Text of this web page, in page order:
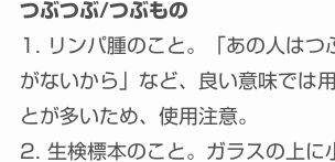
つぶつぶ/つぶもの
1. リンパ腫のこと。「あの人はつ
がないから」など、良い意味では
とが多いため、使用注意。
2. 生検標本のこと。ガラスの上に